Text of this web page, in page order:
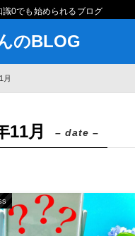
0でも始められるブログ
のBLOG
月
11月 – date –